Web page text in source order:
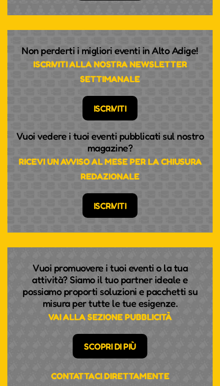
Non perderti i migliori eventi in Alto Adige!
ISCRIVITI ALLA NOSTRA NEWSLETTER
SETTIMANALE
ISCRIVITI
Vuoi vedere i tuoi eventi pubblicati sul nostro
magazine?
RICEVI UN AVVISO AL MESE PER LA CHIUSURA
REDAZIONALE
ISCRIVITI
Vuoi promuovere i tuoi eventi o la tua
attività? Siamo il tuo partner ideale e
possiamo proporti soluzioni e pacchetti su
misura per tutte le tue esigenze.
VAI ALLA SEZIONE PUBBLICITÀ
SCOPRI DI PIÙ
CONTATTACI DIRETTAMENTE